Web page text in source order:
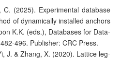
(2025). Experimental database
of dynamically installed anchors
K.K. (eds.), Databases for Data-
496. Publisher: CRC Press.
J. & Zhang, X. (2020). Lattice leg-